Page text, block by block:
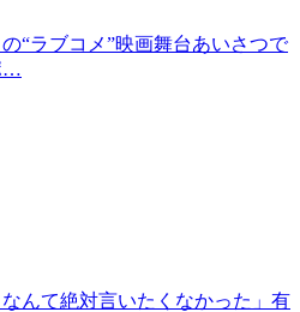
“ラブコメ”映画舞台あいさつで
…
なんて絶対言いたくなかった」有